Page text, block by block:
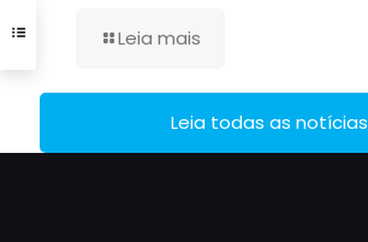
Leia mais
Leia todas as notícias